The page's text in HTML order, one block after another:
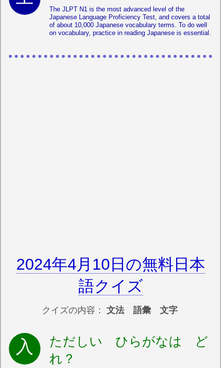
The JLPT N1 is the most advanced level of the
Japanese Language Proficiency Test, and covers a total
of about 10,000 Japanese vocabulary terms. To do well
on vocabulary, practice in reading Japanese is essential.
2024年4月10日の無料日本
語クイズ
クイズの内容： 文法 語彙 文字
ただしい ひらがなは ど
れ？